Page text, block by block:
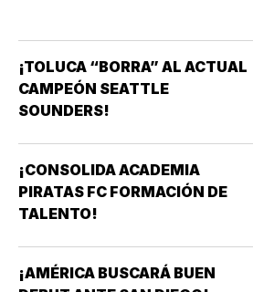
¡TOLUCA “BORRA” AL ACTUAL
CAMPEÓN SEATTLE
SOUNDERS!
¡CONSOLIDA ACADEMIA
PIRATAS FC FORMACIÓN DE
TALENTO!
¡AMÉRICA BUSCARÁ BUEN